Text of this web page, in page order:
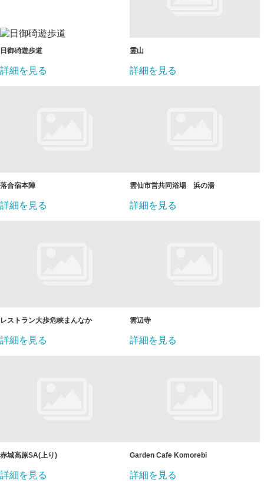
日御碕遊歩道
詳細を見る
霊山
詳細を見る
落合宿本陣
詳細を見る
雲仙市営共同浴場 浜の湯
詳細を見る
レストラン大歩危峡まんなか
詳細を見る
雲辺寺
詳細を見る
赤城高原SA(上り)
詳細を見る
Garden Cafe Komorebi
詳細を見る